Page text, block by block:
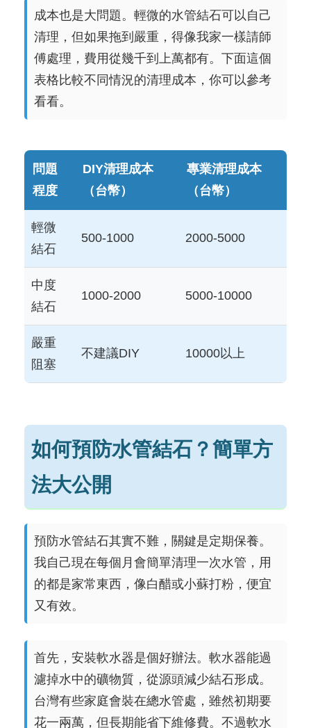
成本也是大問題。輕微的水管結石可以自己
清理，但如果拖到嚴重，得像我家一樣請師
傅處理，費用從幾千到上萬都有。下面這個
表格比較不同情況的清理成本，你可以參考
看看。
問題
程度
DIY清理成本
（台幣）
專業清理成本
（台幣）
輕微
結石
500-1000 2000-5000
中度
結石
1000-2000 5000-10000
嚴重
阻塞
不建議DIY 10000以上
如何預防水管結石？簡單方
法大公開
預防水管結石其實不難，關鍵是定期保養。
我自己現在每個月會簡單清理一次水管，用
的都是家常東西，像白醋或小蘇打粉，便宜
又有效。
首先，安裝軟水器是個好辦法。軟水器能過
濾掉水中的礦物質，從源頭減少結石形成。
台灣有些家庭會裝在總水管處，雖然初期要
花一兩萬，但長期能省下維修費。不過軟水